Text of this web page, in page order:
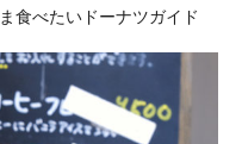
食べたいドーナツガイド